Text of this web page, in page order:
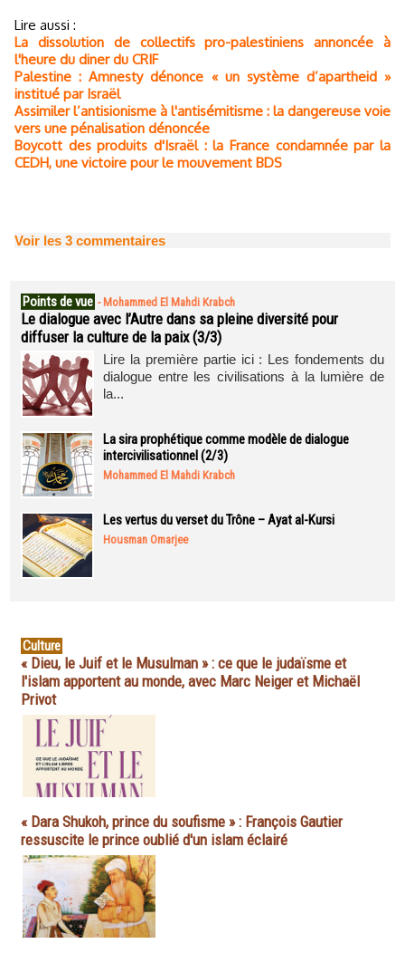
Lire aussi :
La dissolution de collectifs pro-palestiniens annoncée à
l'heure du diner du CRIF
Palestine : Amnesty dénonce « un système d’apartheid »
institué par Israël
Assimiler l’antisionisme à l'antisémitisme : la dangereuse voie
vers une pénalisation dénoncée
Boycott des produits d'Israël : la France condamnée par la
CEDH, une victoire pour le mouvement BDS
Voir les 3 commentaires
Points de vue - Mohammed El Mahdi Krabch
Le dialogue avec l’Autre dans sa pleine diversité pour
diffuser la culture de la paix (3/3)
Lire la première partie ici : Les fondements du
dialogue entre les civilisations à la lumière de
la...
La sira prophétique comme modèle de dialogue
intercivilisationnel (2/3)
Mohammed El Mahdi Krabch
Les vertus du verset du Trône – Ayat al-Kursi
Housman Omarjee
Culture
« Dieu, le Juif et le Musulman » : ce que le judaïsme et
l'islam apportent au monde, avec Marc Neiger et Michaël
Privot
« Dara Shukoh, prince du soufisme » : François Gautier
ressuscite le prince oublié d'un islam éclairé